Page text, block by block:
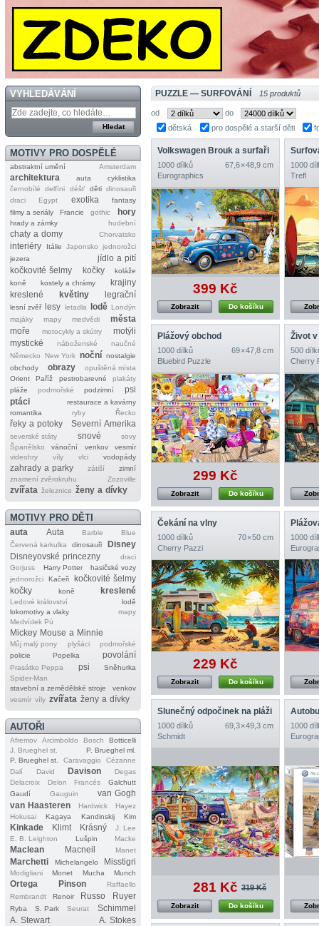
VYHLEDÁVÁNÍ
MOTIVY PRO DOSPĚLÉ
abstraktní umění Amsterdam
architektura auta
cyklistika
černobílé
delfíni déšť děti dinosauři
draci
Egypt exotika
fantasy
filmy a seriály
Francie gothic hory
hrady a zámky hudební
chaty a domy Chorvatsko
interiéry Itálie Japonsko
jednorožci
jezera
jídlo a pití
kočkovité šelmy
kočky
koláže
koně
kostely a chrámy
krajiny
kreslené
květiny legrační
lesní zvěř lesy letadla lodě Londýn
majáky
mapy medvědi
města
moře
motocykly a skútry
motýli
mystické
náboženské
naučné
Německo
New York noční nostalgie
obchody
obrazy
opuštěná místa
Orient
Paříž pestrobarevné
plakáty
pláže
podmořské podzimní
psi
ptáci
restaurace a kavárny
romantika
ryby Řecko
řeky a potoky Severní Amerika
severské státy snové
sovy
Španělsko
vánoční venkov
vesmír
videohry
víly vlci vodopády
zahrady a parky zátiší
zimní
znamení zvěrokruhu
Zozoville
zvířata železnice ženy a dívky
MOTIVY PRO DĚTI
auta Auta Barbie
Blue
Červená karkulka
dinosauři
Disney
Disneyovské princezny
draci
Gorjuss
Harry Potter
hasičské vozy
jednorožci
Kačeři
kočkovité šelmy
kočky
koně kreslené
Ledové království
lodě
lokomotivy a vlaky
mapy
Medvídek Pú
Mickey Mouse a Minnie
Můj malý pony plyšáci
podmořské
policie
Popelka povolání
Prasátko Peppa psi
Sněhurka
Spider‐Man
stavební a zemědělské stroje
venkov
vesmír víly zvířata ženy a dívky
AUTOŘI
Afremov Arcimboldo Bosch
Botticelli
J. Brueghel st.
P. Brueghel ml.
P. Brueghel st.
Caravaggio
Cézanne
Dalí
David Davison
Degas
Delacroix
Delon Francés
Galchutt
Gaudí
Gauguin
van Gogh
van Haasteren
Hardwick
Hayez
Hokusai
Kagaya Kandinskij Kim
Kinkade Klimt Krásný
J. Lee
E. B. Leighton
Lušpin Macke
Maclean Macneil Manet
Marchetti Michelangelo Misstigri
Modigliani Monet Mucha Munch
Ortega Pinson
Raffaello
Rembrandt
Renoir Russo Ruyer
Ryba S. Park Seurat
Schimmel
A. Stewart
A. Stokes
PUZZLE — SURFOVÁNÍ 15 produktů
od
do
dětská
pro dospělé a starší děti
Volkswagen Brouk a surfaři
1000 dílků
67,6 × 48,9 cm
Eurographics
399 Kč
Do košíku
Zobrazit
1000
Trefl
Plážový obchod
1000 dílků
69 × 47,8 cm
Bluebird Puzzle
299 Kč
Do košíku
Zobrazit
Život
500
Cherry
Čekání na vlny
1000 dílků
70 × 50 cm
Cherry Pazzi
229 Kč
Do košíku
Zobrazit
1000
Slunečný odpočinek na pláži
1000 dílků
69,3 × 49,3 cm
Schmidt
281 Kč 319 Kč
Do košíku
Zobrazit
1000